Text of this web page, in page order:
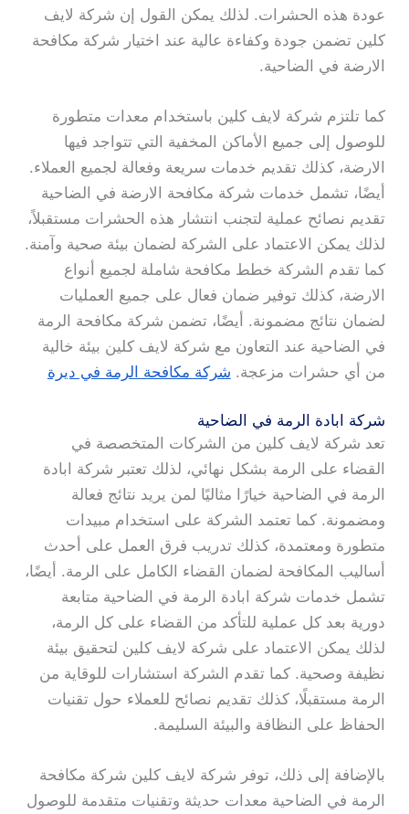
عودة هذه الحشرات. لذلك يمكن القول إن شركة لايف
كلين تضمن جودة وكفاءة عالية عند اختيار شركة مكافحة
الارضة في الضاحية.
كما تلتزم شركة لايف كلين باستخدام معدات متطورة
للوصول إلى جميع الأماكن المخفية التي تتواجد فيها
الارضة، كذلك تقديم خدمات سريعة وفعالة لجميع العملاء.
أيضًا، تشمل خدمات شركة مكافحة الارضة في الضاحية
تقديم نصائح عملية لتجنب انتشار هذه الحشرات مستقبلاً،
لذلك يمكن الاعتماد على الشركة لضمان بيئة صحية وآمنة.
كما تقدم الشركة خطط مكافحة شاملة لجميع أنواع
الارضة، كذلك توفير ضمان فعال على جميع العمليات
لضمان نتائج مضمونة. أيضًا، تضمن شركة مكافحة الرمة
في الضاحية عند التعاون مع شركة لايف كلين بيئة خالية
من أي حشرات مزعجة. شركة مكافحة الرمة في ديرة
شركة ابادة الرمة في الضاحية
تعد شركة لايف كلين من الشركات المتخصصة في
القضاء على الرمة بشكل نهائي، لذلك تعتبر شركة ابادة
الرمة في الضاحية خيارًا مثاليًا لمن يريد نتائج فعالة
ومضمونة. كما تعتمد الشركة على استخدام مبيدات
متطورة ومعتمدة، كذلك تدريب فرق العمل على أحدث
أساليب المكافحة لضمان القضاء الكامل على الرمة. أيضًا،
تشمل خدمات شركة ابادة الرمة في الضاحية متابعة
دورية بعد كل عملية للتأكد من القضاء على كل الرمة،
لذلك يمكن الاعتماد على شركة لايف كلين لتحقيق بيئة
نظيفة وصحية. كما تقدم الشركة استشارات للوقاية من
الرمة مستقبلًا، كذلك تقديم نصائح للعملاء حول تقنيات
الحفاظ على النظافة والبيئة السليمة.
بالإضافة إلى ذلك، توفر شركة لايف كلين شركة مكافحة
الرمة في الضاحية معدات حديثة وتقنيات متقدمة للوصول